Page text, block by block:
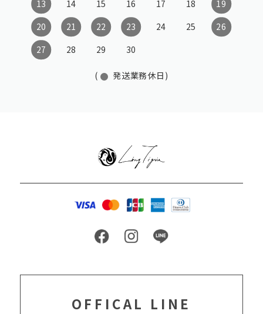
13
14 15 16 17 18
19
20
21 22 23 24 25
26
27
28 29 30
( 発送業務休日)
OFFICAL LINE